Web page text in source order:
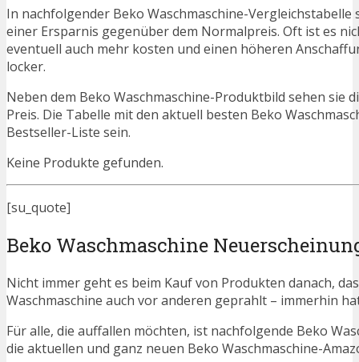
In nachfolgender Beko Waschmaschine-
einer Ersparnis gegenüber dem Normalpreis. Oft ist es
eventuell auch mehr kosten und einen höheren
locker.
Neben dem Beko Waschmaschine-Produktbild sehen sie
Preis. Die Tabelle mit den aktuell besten Beko
Bestseller-Liste sein.
Keine Produkte gefunden.
[su_quote]
Beko Waschmaschine
Nicht immer geht es beim Kauf von Produkten danach,
Waschmaschine auch vor anderen geprahlt – immerhin
Für alle, die auffallen möchten, ist nachfolgende Beko
die aktuellen und ganz neuen Beko Waschmaschine-